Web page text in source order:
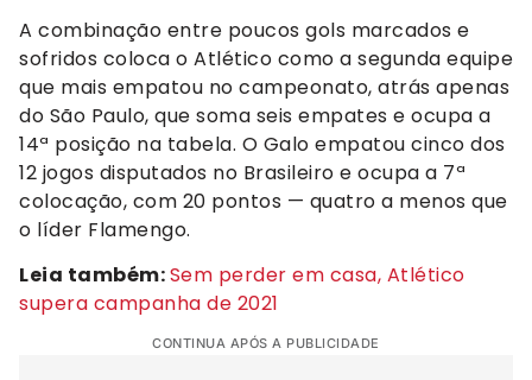
A combinação entre poucos gols marcados e
sofridos coloca o Atlético como a segunda equipe
que mais empatou no campeonato, atrás apenas
do São Paulo, que soma seis empates e ocupa a
14ª posição na tabela. O Galo empatou cinco dos
12 jogos disputados no Brasileiro e ocupa a 7ª
colocação, com 20 pontos — quatro a menos que
o líder Flamengo.
Leia também:Sem perder em casa, Atlético
supera campanha de 2021
CONTINUA APÓS A PUBLICIDADE